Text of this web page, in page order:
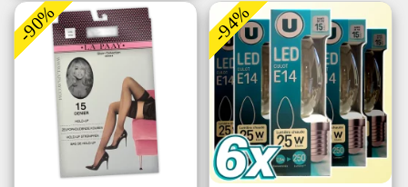
-90% -94%